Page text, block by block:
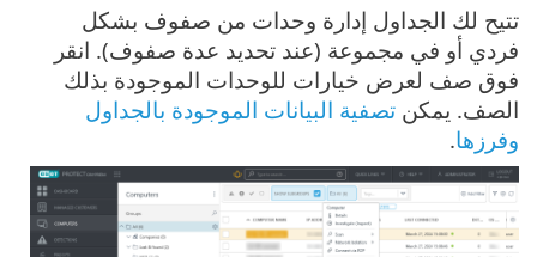
تتيح لك الجداول إدارة وحدات من صفوف بشكل
فردي أو في مجموعة (عند تحديد عدة صفوف). انقر
فوق صف لعرض خيارات للوحدات الموجودة بذلك
الصف. يمكن تصفية البيانات الموجودة بالجداول
وفرزها.